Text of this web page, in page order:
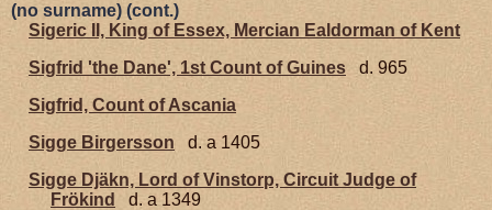
(no surname) (cont.)
Sigeric II, King of Essex, Mercian Ealdorman of Kent
Sigfrid 'the Dane', 1st Count of Guines
d. 965
Sigfrid, Count of Ascania
Sigge Birgersson
d. a 1405
Sigge Djäkn, Lord of Vinstorp, Circuit Judge of
Frökind
d. a 1349